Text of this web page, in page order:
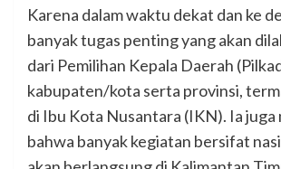
Karena dalam waktu dekat dan ke
banyak tugas penting yang akan
dari Pemilihan Kepala Daerah
kabupaten/kota serta provinsi,
di Ibu Kota Nusantara (IKN). Ia juga
bahwa banyak kegiatan bersifat